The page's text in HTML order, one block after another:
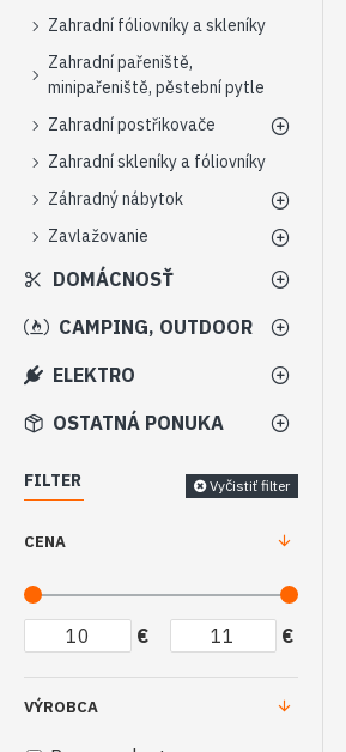
Zahradní fóliovníky a skleníky
Zahradní pařeniště,
minipařeniště, pěstební pytle
Zahradní postřikovače
Zahradní skleníky a fóliovníky
Záhradný nábytok
Zavlažovanie
DOMÁCNOSŤ
CAMPING, OUTDOOR
ELEKTRO
OSTATNÁ PONUKA
FILTER Vyčistiť filter
CENA
€ €
VÝROBCA